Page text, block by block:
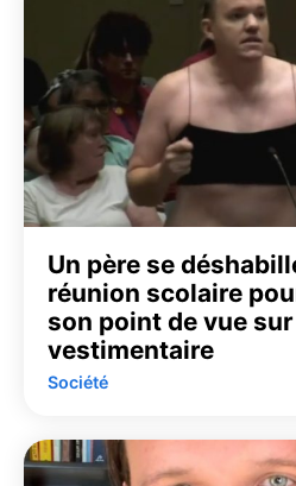
Un père se
réunion scolaire
son point de vue
vestimentaire
Société